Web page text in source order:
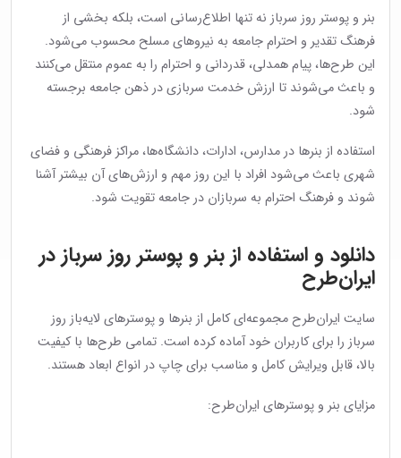
بنر و پوستر روز سرباز نه تنها اطلاع‌رسانی است، بلکه بخشی از
فرهنگ تقدیر و احترام جامعه به نیروهای مسلح محسوب می‌شود.
این طرح‌ها، پیام همدلی، قدردانی و احترام را به عموم منتقل می‌کنند
و باعث می‌شوند تا ارزش خدمت سربازی در ذهن جامعه برجسته
شود.
استفاده از بنرها در مدارس، ادارات، دانشگاه‌ها، مراکز فرهنگی و فضای
شهری باعث می‌شود افراد با این روز مهم و ارزش‌های آن بیشتر آشنا
شوند و فرهنگ احترام به سربازان در جامعه تقویت شود.
دانلود و استفاده از بنر و پوستر روز سرباز در
ایران‌طرح
سایت ایران‌طرح مجموعه‌ای کامل از بنرها و پوسترهای لایه‌باز روز
سرباز را برای کاربران خود آماده کرده است. تمامی طرح‌ها با کیفیت
بالا، قابل ویرایش کامل و مناسب برای چاپ در انواع ابعاد هستند.
مزایای بنر و پوسترهای ایران‌طرح: